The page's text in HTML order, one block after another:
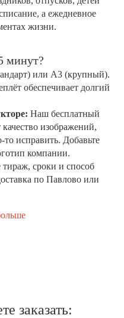
а ежедневное
жизни.
минут?
или А3 (крупный).
обеспечивает долгий
Наш бесплатный
изображений,
исправить. Добавьте
компании.
сроки и способ
по Павлово или
заказать: